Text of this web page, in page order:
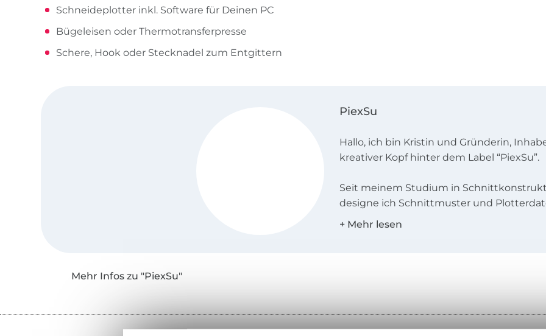
Schneideplotter inkl. Software für Deinen PC
Bügeleisen oder Thermotransferpresse
Schere, Hook oder Stecknadel zum Entgittern
PiexSu
Hallo, ich bin Kristin und Gründerin,
kreativer Kopf hinter dem Label “PiexSu”.
Seit meinem Studium in
designe ich Schnittmuster und
blogge hier über das Nähen und Plotten! In
Mehr Infos zu "PiexSu"